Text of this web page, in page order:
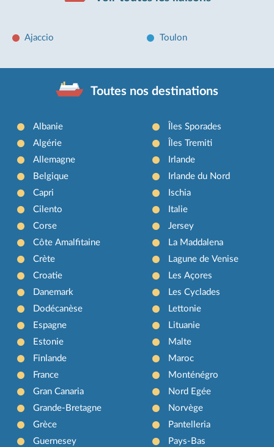
Ajaccio Toulon
Toutes nos destinations
Albanie
Algérie
Allemagne
Belgique
Capri
Cilento
Corse
Côte Amalfitaine
Crète
Croatie
Danemark
Dodécanèse
Espagne
Estonie
Finlande
France
Gran Canaria
Grande-Bretagne
Grèce
Guernesey
Îles Sporades
Îles Tremiti
Irlande
Irlande du Nord
Ischia
Italie
Jersey
La Maddalena
Lagune de Venise
Les Açores
Les Cyclades
Lettonie
Lituanie
Malte
Maroc
Monténégro
Nord Egée
Norvège
Pantelleria
Pays-Bas